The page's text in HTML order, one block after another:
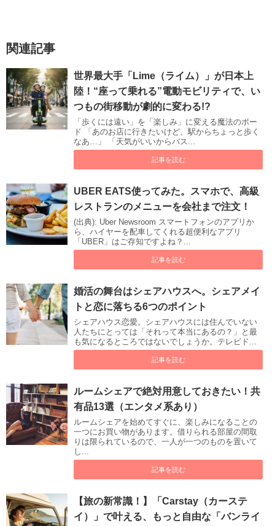
関連記事
世界最大手「Lime（ライム）」が日本上
陸！“座って乗れる”電動モビリティで、い
つもの街移動が劇的に変わる!?
「歩くには遠い」を「楽しみ」に変える魔法のボー
ド 「あのお店に行きたいけど、駅からちょっと歩く
なあ…」 「天気がいいからバス...
記事を読む
UBER EATS使ってみた。スマホで、高級
レストランのメニューを会社まで注文！
(出典): Uber Newsroom スマートフォンのアプリか
ら、ハイヤーを配車してくれる超便利なアプリ
「UBER」はご存知ですよね？...
記事を読む
婚活の舞台はシェアハウスへ。シェアメイ
トと恋に落ちる6つのポイント
シェアハウス恋愛。シェアハウスには住んでいない
人たちにとっては「それって本当にあるの？」と最
も気になるところではないでしょうか。テレビド...
記事を読む
ルームシェアで絶対用意しておきたい！共
有品13選（エンタメ系あり）
ルームシェアを始めてすぐに、楽しみになることの
一つにお買い物があります。借りられる部屋の間取
りは限られているので、一人が一つのものを置いて
し...
記事を読む
【旅の新常識！】「Carstay（カーステ
イ）」で叶える、もっと自由な「バンライ